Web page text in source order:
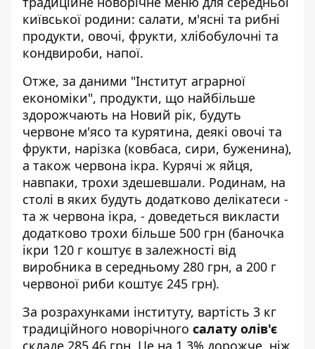
київської родини: салати, м'ясні та рибні
продукти, овочі, фрукти, хлібобулочні та
кондвироби, напої.
Отже, за даними "Інститут аграрної
економіки", продукти, що найбільше
здорожчають на Новий рік, будуть
червоне м'ясо та курятина, деякі овочі та
фрукти, нарізка (ковбаса, сири, буженина),
а також червона ікра. Курячі ж яйця,
навпаки, трохи здешевшали. Родинам, на
столі в яких будуть додатково делікатеси -
та ж червона ікра, - доведеться викласти
додатково трохи більше 500 грн (баночка
ікри 120 г коштує в залежності від
виробника в середньому 280 грн, а 200 г
червоної риби коштує 245 грн).
За розрахунками інституту, вартість 3 кг
традиційного новорічного салату олів'є
складе 285,46 грн. Це на 1,3% дорожче, ніж